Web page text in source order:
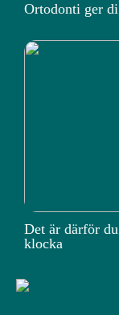
Ortodonti ger
Det är därför
klocka